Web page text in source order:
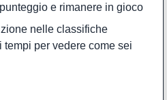
e rimanere in gioco
nelle classifiche
tempi per vedere come sei